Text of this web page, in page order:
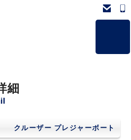
会社概要
細
クルーザー プレジャーボート